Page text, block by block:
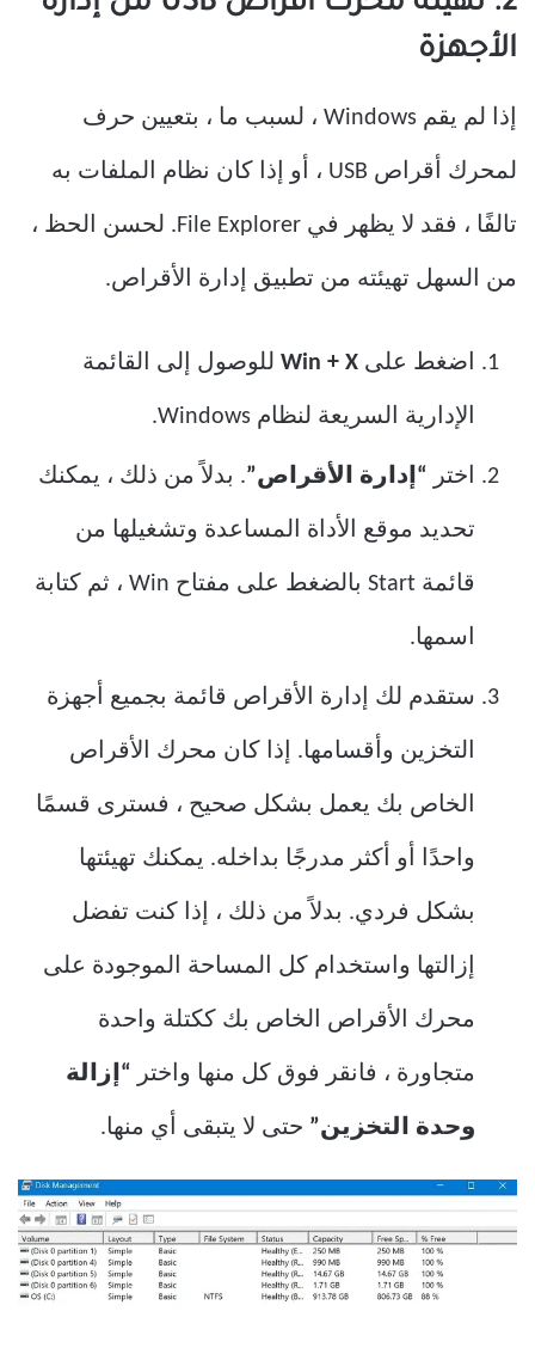
الأجهزة
إذا لم يقم Windows ، لسبب ما ، بتعيين حرف
لمحرك أقراص USB ، أو إذا كان نظام الملفات به
تالفًا ، فقد لا يظهر في File Explorer. لحسن الحظ ،
من السهل تهيئته من تطبيق إدارة الأقراص.
اضغط على Win + X للوصول إلى القائمة
الإدارية السريعة لنظام Windows.
اختر “إدارة الأقراص”. بدلاً من ذلك ، يمكنك
تحديد موقع الأداة المساعدة وتشغيلها من
قائمة Start بالضغط على مفتاح Win ، ثم كتابة
اسمها.
ستقدم لك إدارة الأقراص قائمة بجميع أجهزة
التخزين وأقسامها. إذا كان محرك الأقراص
الخاص بك يعمل بشكل صحيح ، فسترى قسمًا
واحدًا أو أكثر مدرجًا بداخله. يمكنك تهيئتها
بشكل فردي. بدلاً من ذلك ، إذا كنت تفضل
إزالتها واستخدام كل المساحة الموجودة على
محرك الأقراص الخاص بك ككتلة واحدة
متجاورة ، فانقر فوق كل منها واختر “إزالة
وحدة التخزين” حتى لا يتبقى أي منها.